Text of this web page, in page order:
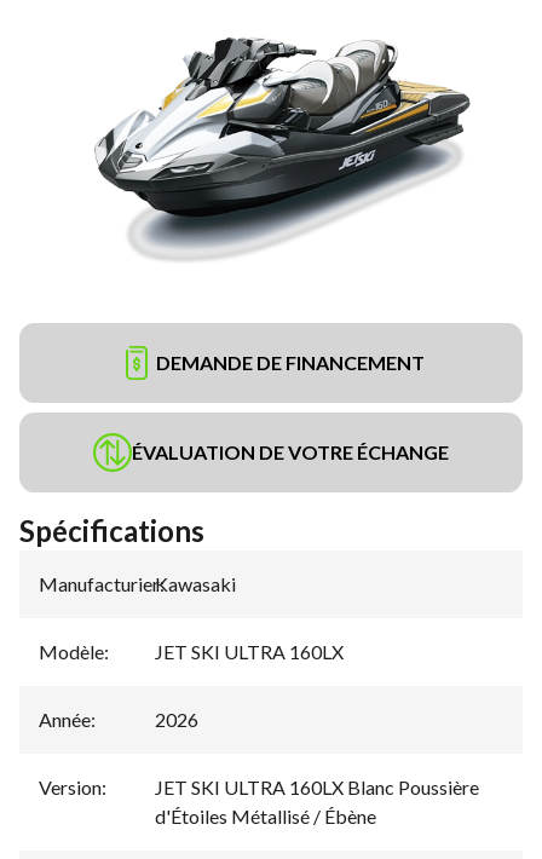
DEMANDE DE FINANCEMENT
ÉVALUATION DE VOTRE ÉCHANGE
Spécifications
Manufacturier:
Kawasaki
Modèle: JET SKI ULTRA 160LX
Année: 2026
Version:
JET SKI ULTRA 160LX Blanc Poussière
d'Étoiles Métallisé / Ébène